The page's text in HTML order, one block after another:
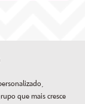
que mais cresce